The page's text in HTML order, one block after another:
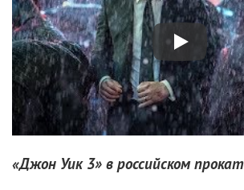
опытом, хотя бы потому, что на
познакомился с Блейк. И он не
жанру, но в следующий раз решил
серьезнее. Или совсем наоборот.
И да, мы знаем, что случилось
блокбастеров, с совсем небольшим